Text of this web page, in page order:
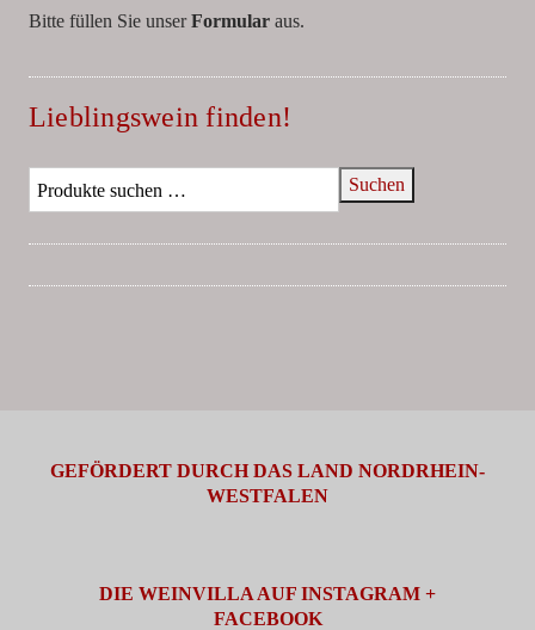
Bitte füllen Sie unserFormularaus.
Lieblingswein finden!
Suchen
GEFÖRDERT DURCH DAS LAND NORDRHEIN-
WESTFALEN
DIE WEINVILLA AUF INSTAGRAM +
FACEBOOK